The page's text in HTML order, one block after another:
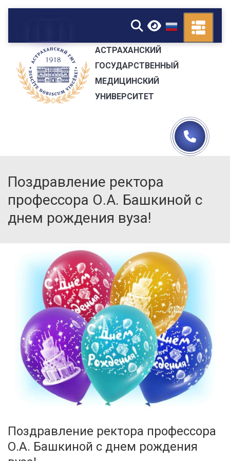
▼
АСТРАХАНСКИЙ
ГОСУДАРСТВЕННЫЙ
МЕДИЦИНСКИЙ
УНИВЕРСИТЕТ
Поздравление ректора
профессора О.А. Башкиной с
днем рождения вуза!
Поздравление ректора профессора
О.А. Башкиной с днем рождения